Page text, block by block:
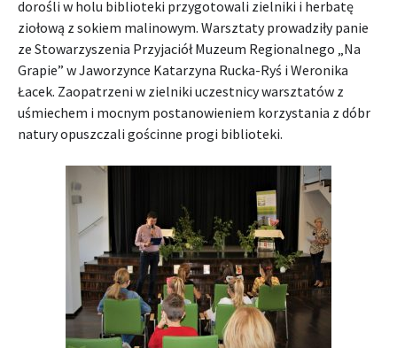
dorośli w holu biblioteki przygotowali zielniki i herbatę
ziołową z sokiem malinowym. Warsztaty prowadziły panie
ze Stowarzyszenia Przyjaciół Muzeum Regionalnego „Na
Grapie” w Jaworzynce Katarzyna Rucka-Ryś i Weronika
Łacek. Zaopatrzeni w zielniki uczestnicy warsztatów z
uśmiechem i mocnym postanowieniem korzystania z dóbr
natury opuszczali gościnne progi biblioteki.